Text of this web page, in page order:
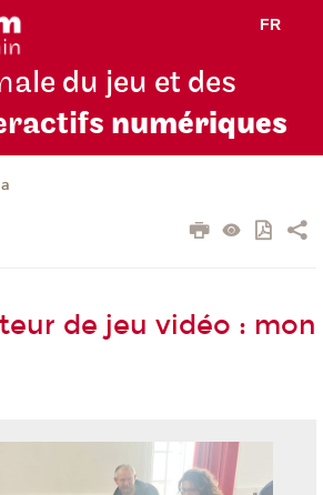
FR
ale du jeu et des
numériques
de jeu vidéo : mon